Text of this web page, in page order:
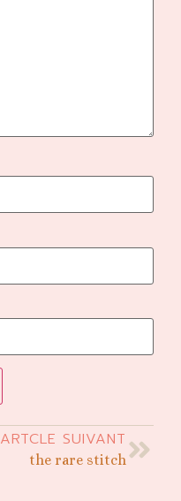
ARTCLE SUIVANT
the rare stitch